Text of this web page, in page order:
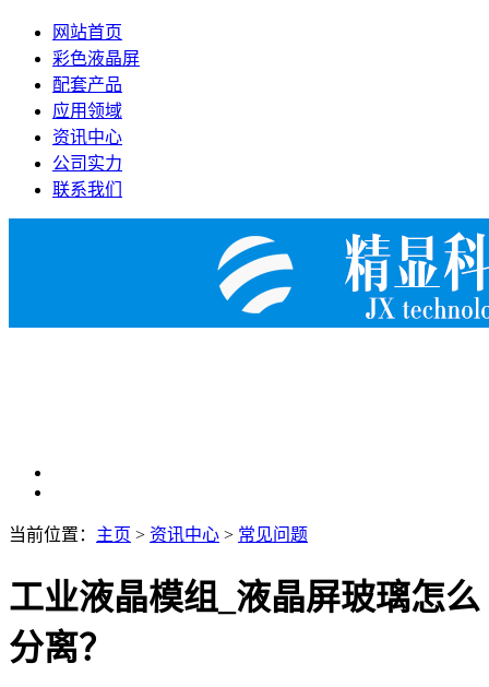
网站首页
彩色液晶屏
配套产品
应用领域
资讯中心
公司实力
联系我们
当前位置： 主页 > 资讯中心 > 常见问题
工业液晶模组_液晶屏玻璃怎么
分离？